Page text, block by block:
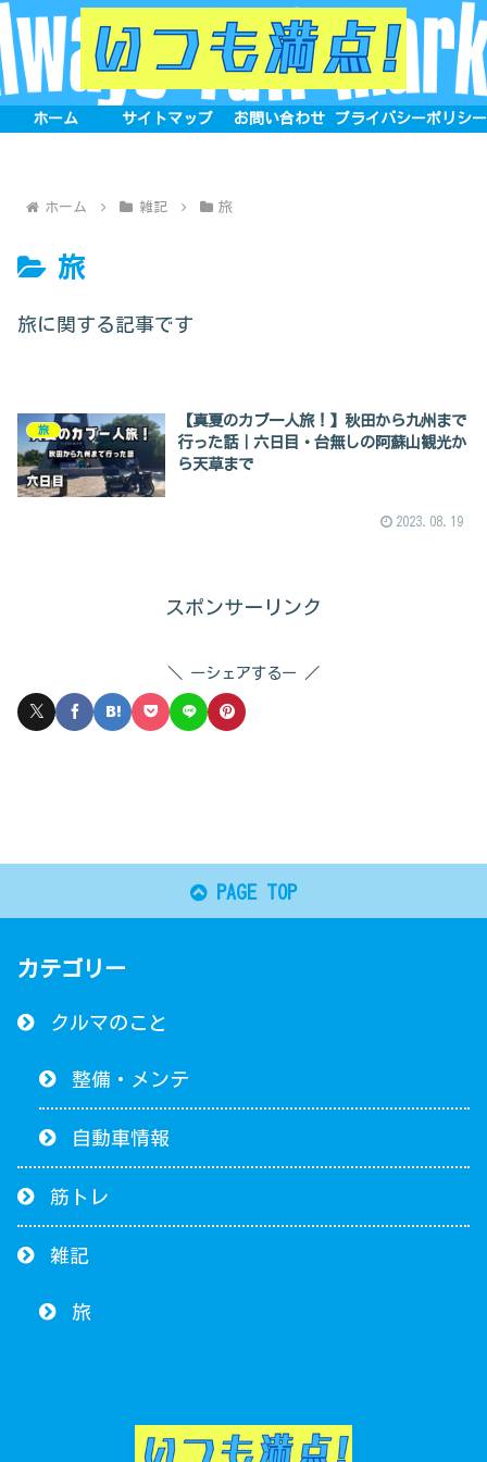
ホーム サイトマップ お問い合わせ プライバシーポリシー
ホーム 雑記 旅
旅
旅に関する記事です
旅
【真夏のカブ一人旅！】秋田から九州まで
行った話｜六日目・台無しの阿蘇山観光か
ら天草まで
2023.08.19
スポンサーリンク
ーシェアするー
PAGE TOP
カテゴリー
クルマのこと
整備・メンテ
自動車情報
筋トレ
雑記
旅